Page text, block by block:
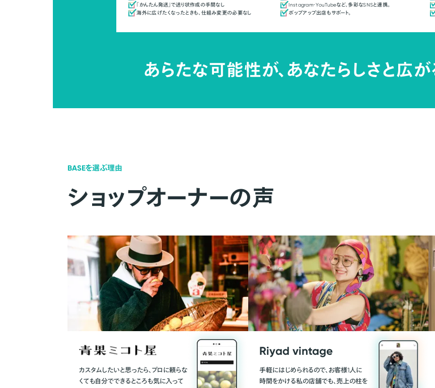
「かんたん発送」で送り状作成の手間なし
海外に広げたくなったときも、仕組み変更の必要なし
Instagram・YouTubeなど、多彩なSNSと連携。
ポップアップ出店もサポート。
あらたな可能性が、あなたらしさと広が
BASEを選ぶ理由
ショップオーナーの声
カスタムしたいと思ったら、プロに頼らな
くても自分でできるところも気に入って
Riyad vintage
手軽にはじめられるので、お客様1人に
時間をかける私の店舗でも、売上の柱を